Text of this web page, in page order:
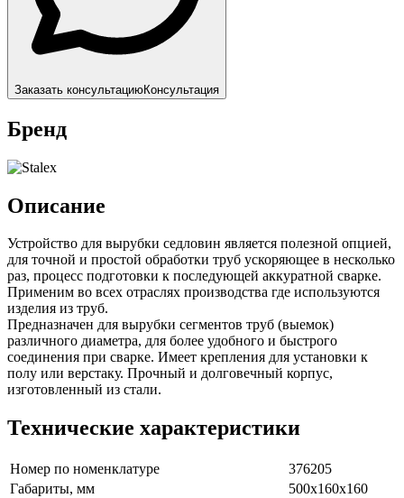
Заказать консультациюКонсультация
Бренд
Описание
Устройство для вырубки седловин является полезной опцией,
для точной и простой обработки труб ускоряющее в несколько
раз, процесс подготовки к последующей аккуратной сварке.
Применим во всех отраслях производства где используются
изделия из труб.
Предназначен для вырубки сегментов труб (выемок)
различного диаметра, для более удобного и быстрого
соединения при сварке. Имеет крепления для установки к
полу или верстаку. Прочный и долговечный корпус,
изготовленный из стали.
Технические характеристики
Номер по номенклатуре
376205
Габариты, мм
500x160x160